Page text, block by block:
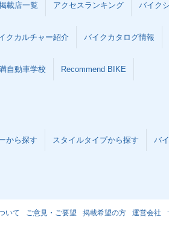
載店一覧 アクセスランキング バイク
クカルチャー紹介 バイクカタログ情報
自動車学校 Recommend BIKE
から探す スタイルタイプから探す バ
いて ご意見・ご要望 掲載希望の方 運営会社